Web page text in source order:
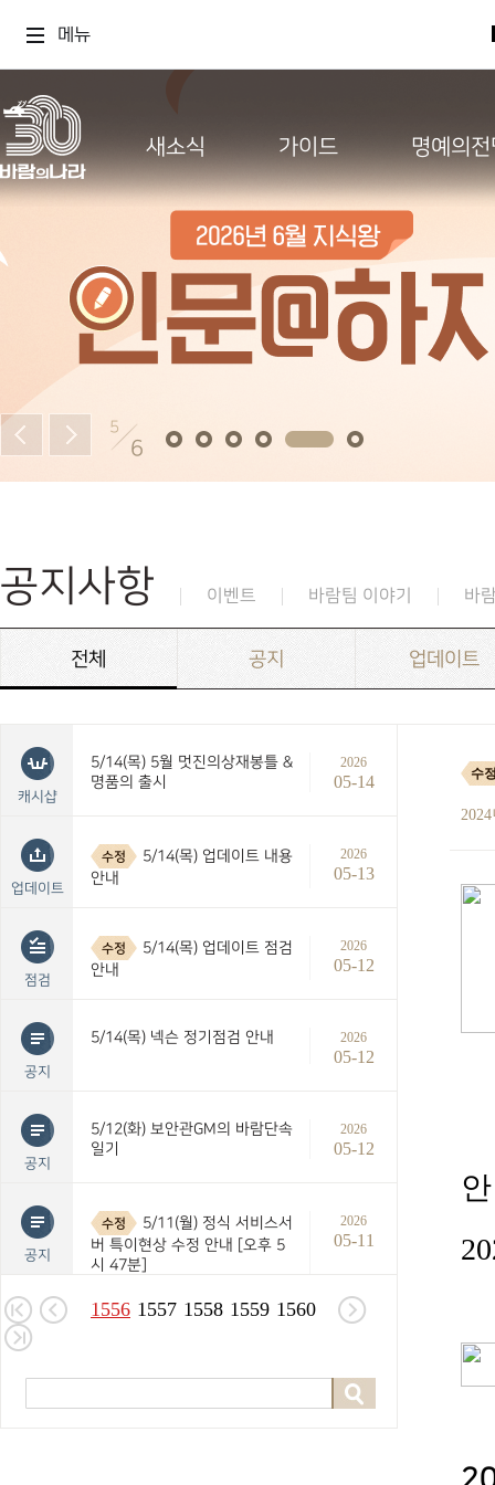
메뉴
새소식 가이드 명예의
5
6
공지사항 이벤트 바람팀 이야기 바
전체 공지 업데이트
캐시샵
5/14(목) 5월 멋진의상재봉틀 &
명품의 출시
2026
05-14
업데이트
수정
5/14(목) 업데이트 내용
안내
2026
05-13
점검
수정
5/14(목) 업데이트 점검
안내
2026
05-12
공지
5/14(목) 넥슨 정기점검 안내 2026
05-12
공지
5/12(화) 보안관GM의 바람단속
일기
2026
05-12
공지
수정
5/11(월) 정식 서비스서
버 특이현상 수정 안내 [오후 5
시 47분]
2026
05-11
1556 1557 1558 1559 1560
수